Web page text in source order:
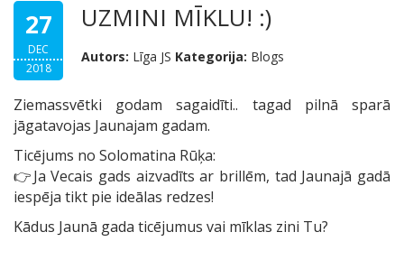
27
DEC
2018
UZMINI MĪKLU! :)
Autors: Līga JS Kategorija: Blogs
Ziemassvētki godam sagaidīti.. tagad pilnā sparā
jāgatavojas Jaunajam gadam.
Ticējums no Solomatina Rūķa:
👉Ja Vecais gads aizvadīts ar brillēm, tad Jaunajā gadā
iespēja tikt pie ideālas redzes!
Kādus Jaunā gada ticējumus vai mīklas zini Tu?